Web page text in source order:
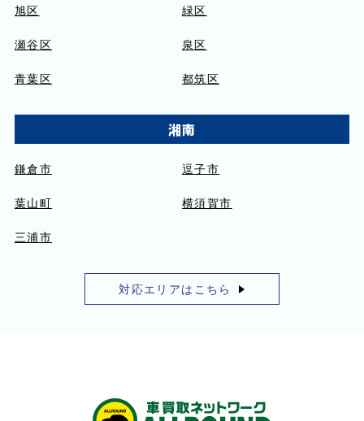
旭区 緑区
瀬谷区 泉区
青葉区 都筑区
湘南
鎌倉市 逗子市
葉山町 横須賀市
三浦市
対応エリアはこちら